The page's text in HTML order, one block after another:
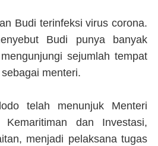
Budi terinfeksi virus corona.
Budi punya banyak
sejumlah tempat
menteri.
telah menunjuk Menteri
Kemaritiman dan Investasi,
menjadi pelaksana tugas